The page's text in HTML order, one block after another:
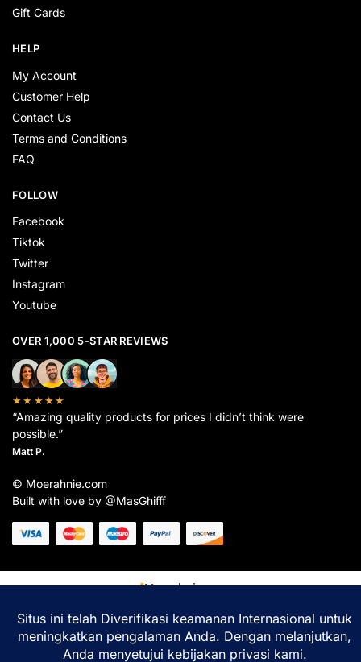
Gift Cards
HELP
My Account
Customer Help
Contact Us
Terms and Conditions
FAQ
FOLLOW
Facebook
Tiktok
Twitter
Instagram
Youtube
OVER 1,000 5-STAR REVIEWS
★★★★★
“Amazing quality products for prices I didn’t think were
possible.”
Matt P.
© Moerahnie.com
Built with love by @MasGhifff
Moerahnie.com
pengalaman belanja terbaik Anda.